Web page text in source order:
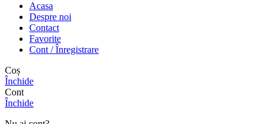
Acasa
Despre noi
Contact
Favorite
Cont / Înregistrare
Coș
Închide
Cont
Închide